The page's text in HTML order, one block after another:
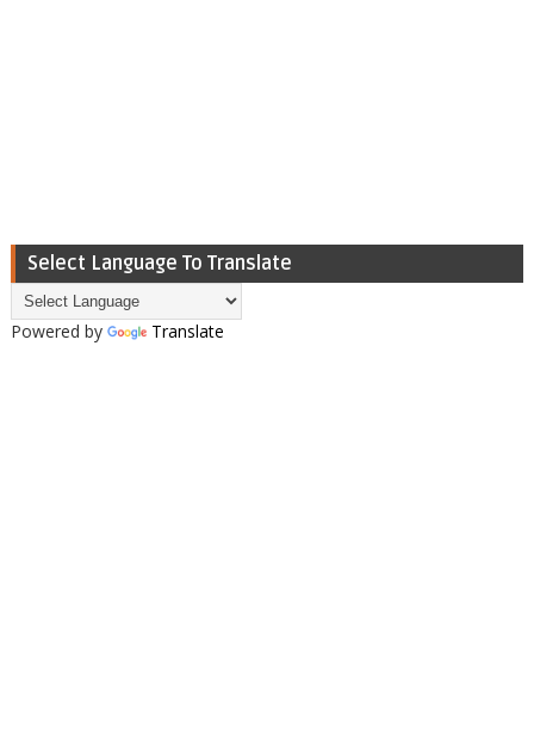
Select Language To Translate
Powered by Translate